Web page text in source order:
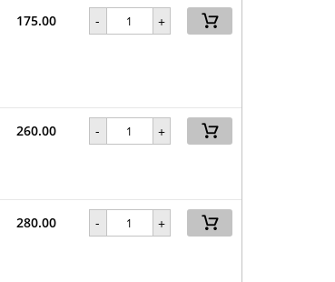
175.00 - +
260.00 - +
280.00 - +